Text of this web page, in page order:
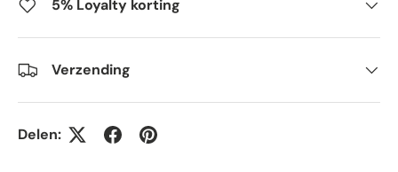
5% Loyalty korting
Verzending
Delen: